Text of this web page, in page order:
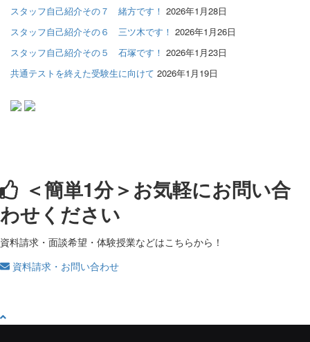
スタッフ自己紹介その７ 緒方です！ 2026年1月28日
スタッフ自己紹介その６ 三ツ木です！ 2026年1月26日
スタッフ自己紹介その５ 石塚です！ 2026年1月23日
共通テストを終えた受験生に向けて 2026年1月19日
＜簡単1分＞お気軽にお問い合
わせください
資料請求・面談希望・体験授業などはこちらから！
資料請求・お問い合わせ